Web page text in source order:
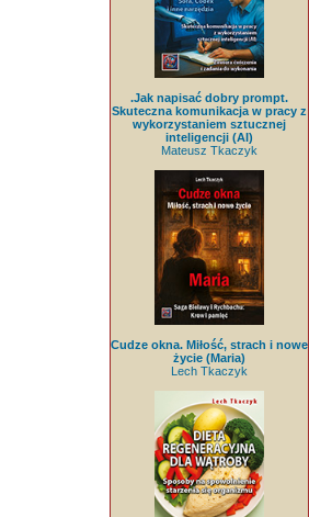
.Jak napisać dobry prompt.
Skuteczna komunikacja w pracy z
wykorzystaniem sztucznej
inteligencji (AI)
Mateusz Tkaczyk
Cudze okna. Miłość, strach i nowe
życie (Maria)
Lech Tkaczyk